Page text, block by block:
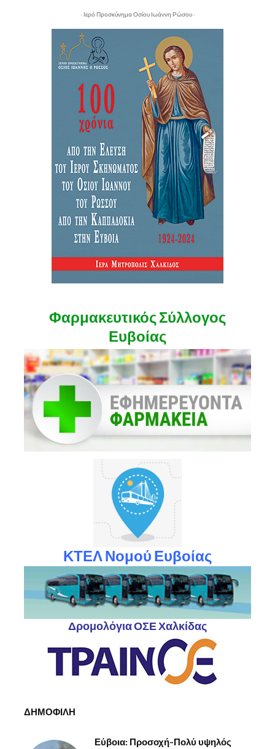
- Ιερό Προσκύνημα Οσίου Ιωάννη Ρώσου -
Φαρμακευτικός Σύλλογος
Ευβοίας
ΚΤΕΛ Νομού Ευβοίας
Δρομολόγια ΟΣΕ Χαλκίδας
ΔΗΜΟΦΙΛΗ
Εύβοια: Προσοχή-Πολύ υψηλός